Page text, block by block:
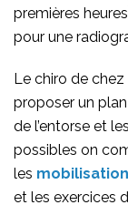
premières heures
pour une
Le chiro de chez
proposer un
de l’entorse et
possibles on
les
et les exercices